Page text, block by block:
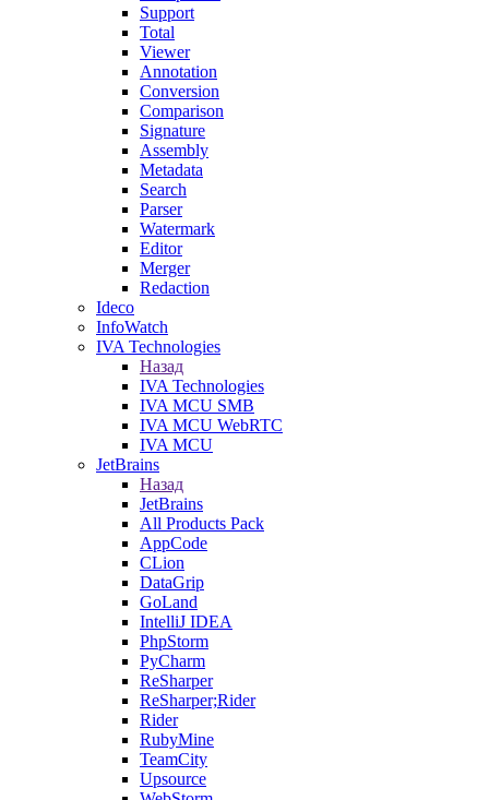
Support
Total
Viewer
Annotation
Conversion
Comparison
Signature
Assembly
Metadata
Search
Parser
Watermark
Editor
Merger
Redaction
Ideco
InfoWatch
IVA Technologies
Назад
IVA Technologies
IVA MCU SMB
IVA MCU WebRTC
IVA MCU
JetBrains
Назад
JetBrains
All Products Pack
AppCode
CLion
DataGrip
GoLand
IntelliJ IDEA
PhpStorm
PyCharm
ReSharper
ReSharper;Rider
Rider
RubyMine
TeamCity
Upsource